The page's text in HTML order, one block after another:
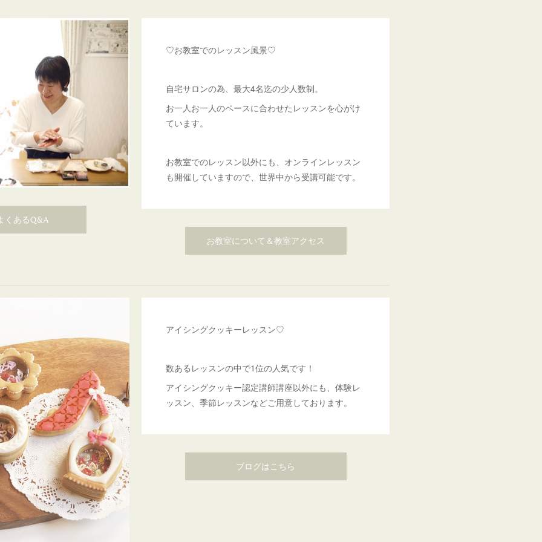
くあるQ&A
♡お教室でのレッスン風景♡
自宅サロンの為、最大4名迄の少人数制。
お一人お一人のペースに合わせたレッスンを心がけ
ています。
お教室でのレッスン以外にも、オンラインレッスン
も開催していますので、世界中から受講可能です。
お教室について＆教室アクセス
アイシングクッキーレッスン♡
数あるレッスンの中で1位の人気です！
アイシングクッキー認定講師講座以外にも、体験レ
ッスン、季節レッスンなどご用意しております。
ブログはこちら